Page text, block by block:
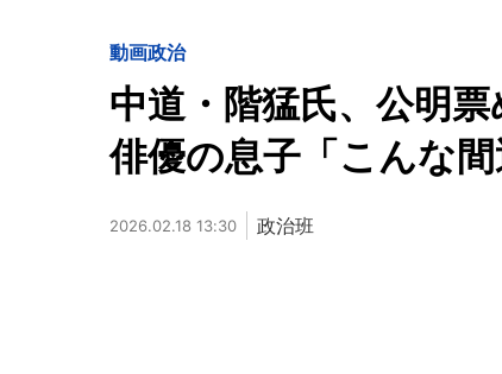
動画政治
中道・階猛氏、公明
俳優の息子「こんな
2026.02.18 13:30 政治班